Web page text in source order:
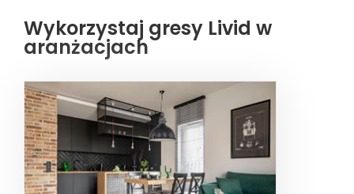
Wykorzystaj gresy Livid w
aranżacjach